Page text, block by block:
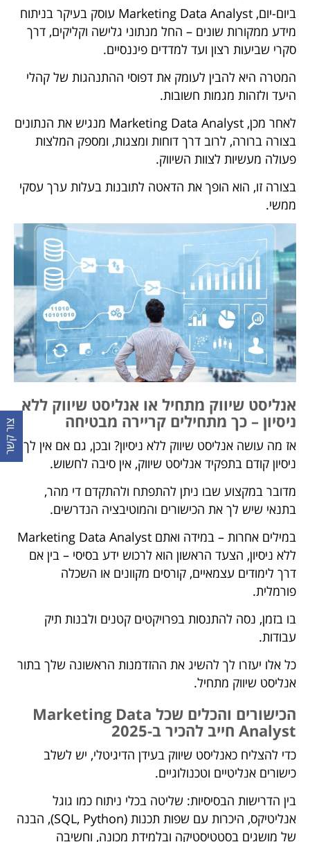
ביום-יום, Marketing Data Analyst עוסק בעיקר בניתוח
מידע ממקורות שונים – החל מנתוני גלישה וקליקים, דרך
סקרי שביעות רצון ועד למדדים פיננסיים.
המטרה היא להבין לעומק את דפוסי ההתנהגות של קהלי
היעד ולזהות מגמות חשובות.
לאחר מכן, Marketing Data Analyst מנגיש את הנתונים
בצורה ברורה, לרוב דרך דוחות ומצגות, ומספק המלצות
פעולה מעשיות לצוות השיווק.
בצורה זו, הוא הופך את הדאטה לתובנות בעלות ערך עסקי
ממשי.
אנליסט שיווק מתחיל או אנליסט שיווק ללא
ניסיון – כך מתחילים קריירה מבטיחה
אז מה עושה אנליסט שיווק ללא ניסיון? ובכן, גם אם אין לך
ניסיון קודם בתפקיד אנליסט שיווק, אין סיבה לחשוש.
מדובר במקצוע שבו ניתן להתפתח ולהתקדם די מהר,
בתנאי שיש לך את הכישורים והמוטיבציה הנדרשים.
במילים אחרות – במידה ואתם Marketing Data Analyst
ללא ניסיון, הצעד הראשון הוא לרכוש ידע בסיסי – בין אם
דרך לימודים עצמאיים, קורסים מקוונים או השכלה
פורמלית.
בו בזמן, נסה להתנסות בפרויקטים קטנים ולבנות תיק
עבודות.
כל אלו יעזרו לך להשיג את ההזדמנות הראשונה שלך בתור
אנליסט שיווק מתחיל.
הכישורים והכלים שכל Marketing Data
Analyst חייב להכיר ב-2025
כדי להצליח כאנליסט שיווק בעידן הדיגיטלי, יש לשלב
כישורים אנליטיים וטכנולוגיים.
בין הדרישות הבסיסיות: שליטה בכלי ניתוח כמו גוגל
אנליטיקס, היכרות עם שפות תכנות (SQL, Python), הבנה
של מושגים בסטטיסטיקה ובלמידת מכונה, וחשיבה